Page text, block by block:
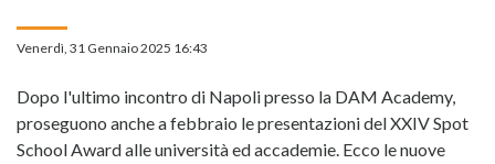
Venerdì, 31 Gennaio 2025 16:43
Dopo l'ultimo incontro di Napoli presso la DAM Academy,
proseguono anche a febbraio le presentazioni del XXIV Spot
School Award alle università ed accademie. Ecco le nuove